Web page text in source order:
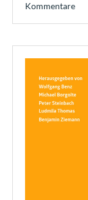
Kommentare